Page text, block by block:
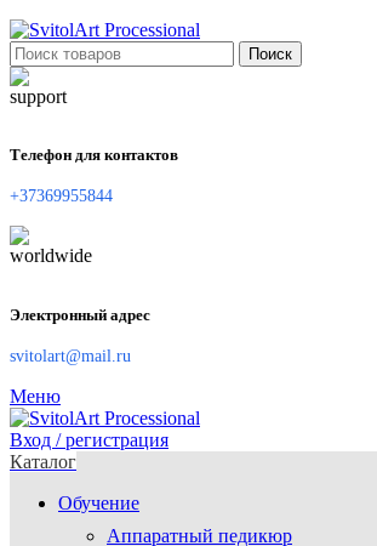
Поиск
Телефон для контактов
+37369955844
Электронный адрес
svitolart@mail.ru
Меню
Вход / регистрация
Каталог
Обучение
Аппаратный педикюр